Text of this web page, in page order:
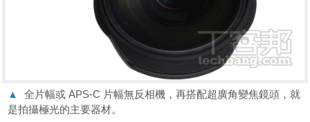
▲
全片幅或 APS-C 片幅無反相機，再搭配超廣角變焦鏡頭，就
是拍攝極光的主要器材。